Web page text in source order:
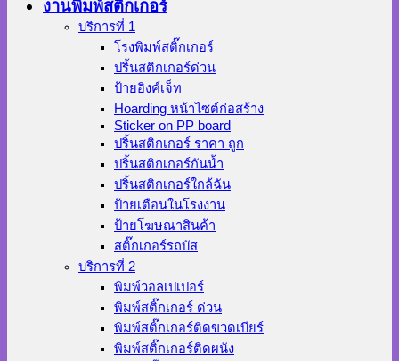
งานพิมพ์สติ๊กเกอร์
บริการที่ 1
โรงพิมพ์สติ๊กเกอร์
ปริ้นสติกเกอร์ด่วน
ป้ายอิงค์เจ็ท
Hoarding หน้าไซต์ก่อสร้าง
Sticker on PP board
ปริ้นสติกเกอร์ ราคา ถูก
ปริ้นสติกเกอร์กันน้ำ
ปริ้นสติกเกอร์ใกล้ฉัน
ป้ายเตือนในโรงงาน
ป้ายโฆษณาสินค้า
สติ๊กเกอร์รถบัส
บริการที่ 2
พิมพ์วอลเปเปอร์
พิมพ์สติ๊กเกอร์ ด่วน
พิมพ์สติ๊กเกอร์ติดขวดเบียร์
พิมพ์สติ๊กเกอร์ติดผนัง